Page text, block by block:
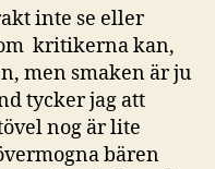
inte se eller
kritikerna kan,
men smaken är ju
tycker jag att
nog är lite
bären